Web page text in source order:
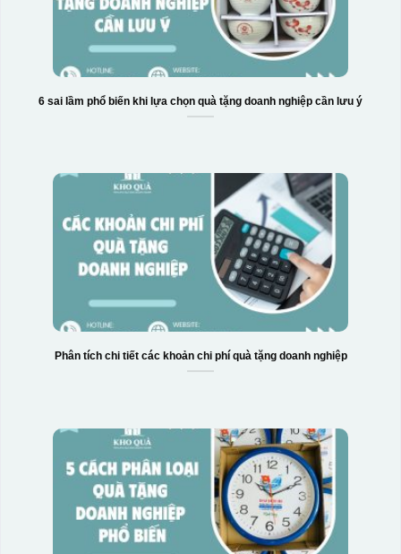
Hộp xi bình giữ nhiệt
6 sai lầm phổ biến khi lựa chọn quà tặng doanh nghiệp cần lưu ý
Phân tích chi tiết các khoản chi phí quà tặng doanh nghiệp